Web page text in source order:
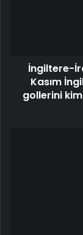
İngiltere-
Kasım
gollerini